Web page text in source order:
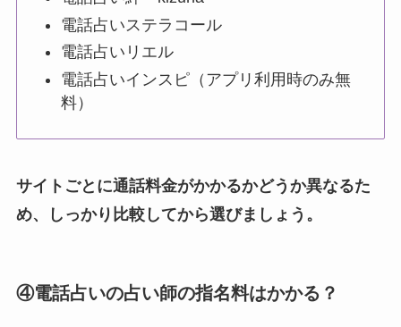
電話占いステラコール
電話占いリエル
電話占いインスピ（アプリ利用時のみ無
料）
サイトごとに通話料金がかかるかどうか異なるた
め、しっかり比較してから選びましょう。
④電話占いの占い師の指名料はかかる？